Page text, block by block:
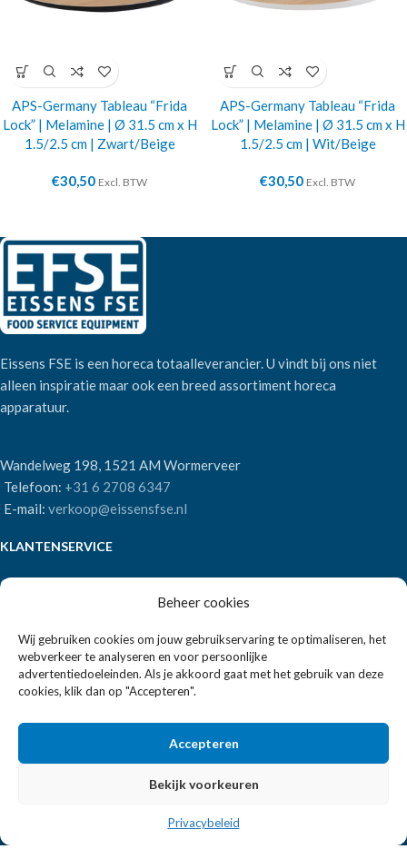
Beheer cookies
Wij gebruiken cookies om jouw gebruikservaring te optimaliseren, het
webverkeer te analyseren en voor persoonlijke
advertentiedoeleinden. Als je akkoord gaat met het gebruik van deze
cookies, klik dan op "Accepteren".
Accepteren
Bekijk voorkeuren
Privacybeleid
APS-Germany Tableau “Frida
Lock” | Melamine | Ø 31.5 cm x H
1.5/2.5 cm | Zwart/Beige
€30,50 Excl. BTW
APS-Germany Tableau “Frida
Lock” | Melamine | Ø 31.5 cm x H
1.5/2.5 cm | Wit/Beige
€30,50 Excl. BTW
Eissens FSE is een horeca totaalleverancier. U vindt bij ons niet
alleen inspiratie maar ook een breed assortiment horeca
apparatuur.
Wandelweg 198, 1521 AM Wormerveer
Telefoon: +31 6 2708 6347
E-mail: verkoop@eissensfse.nl
KLANTENSERVICE
Onze aanpak
Verzenden en retourneren
Algemene voorwaarden
Bartscher
2026 ALLE RECHTEN VOORBEHOUDEN | REALISATIE: